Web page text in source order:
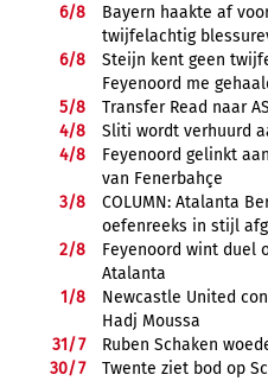
6/8
Bayern haakte af
twijfelachtig
6/8
Steijn kent geen
Feyenoord me
5/8
Transfer Read naar
4/8
Sliti wordt verhuurd
4/8
Feyenoord gelinkt
van Fenerbahçe
3/8
COLUMN: Atalanta
oefenreeks in stijl
2/8
Feyenoord wint duel
Atalanta
1/8
Newcastle United
Hadj Moussa
31/7
Ruben Schaken
30/7
Twente ziet bod op